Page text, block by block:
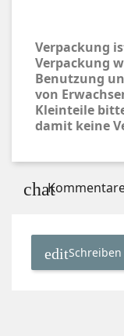
Verpackung
Verpackung
Benutzung
von
Kleinteile
damit keine